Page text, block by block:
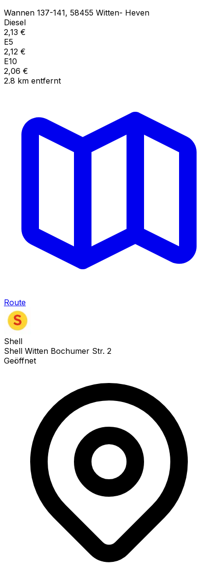
Wannen 137-141, 58455 Witten- Heven
Diesel
2,13 €
E5
2,12 €
E10
2,06 €
2.8 km entfernt
Route
Shell
Shell Witten Bochumer Str. 2
Geöffnet